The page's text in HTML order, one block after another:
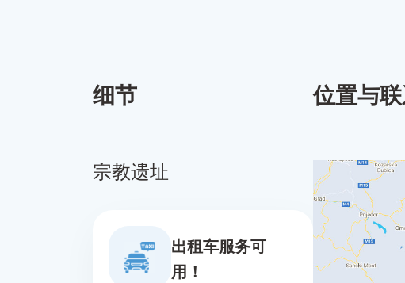
细节
宗教遗址
出租车服务可
用！
位置与